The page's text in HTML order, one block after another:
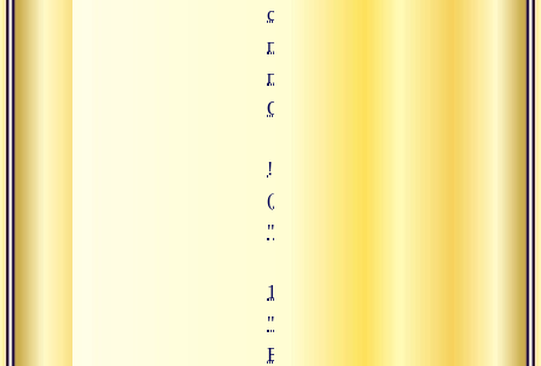
созерцания и
преданности на
пути к
Освобождению"
![18.12.2024 "Игры Богов. Как
(https://www.advayta.org/upload/
"18.12.2024 "Игры Богов. Как
18.12.2024
"Игры
Богов. Как